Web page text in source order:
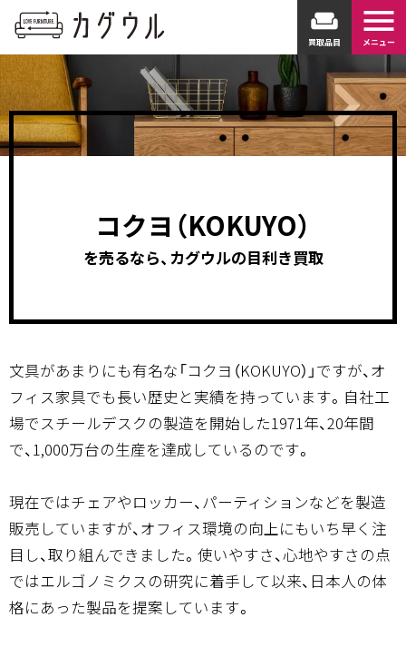
weekend
買取品目
menu
メニュー
コクヨ（KOKUYO）
を売るなら、カグウルの目利き買取
文具があまりにも有名な「コクヨ（KOKUYO）」ですが、オ
フィス家具でも長い歴史と実績を持っています。自社工
場でスチールデスクの製造を開始した1971年、20年間
で、1,000万台の生産を達成しているのです。
現在ではチェアやロッカー、パーティションなどを製造
販売していますが、オフィス環境の向上にもいち早く注
目し、取り組んできました。使いやすさ、心地やすさの点
ではエルゴノミクスの研究に着手して以来、日本人の体
格にあった製品を提案しています。